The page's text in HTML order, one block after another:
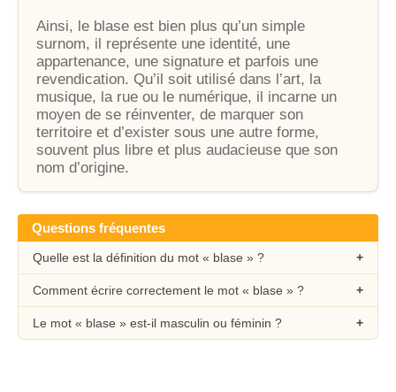
Ainsi, le blase est bien plus qu’un simple
surnom, il représente une identité, une
appartenance, une signature et parfois une
revendication. Qu’il soit utilisé dans l’art, la
musique, la rue ou le numérique, il incarne un
moyen de se réinventer, de marquer son
territoire et d’exister sous une autre forme,
souvent plus libre et plus audacieuse que son
nom d’origine.
Questions fréquentes
Quelle est la définition du mot « blase » ?
Comment écrire correctement le mot « blase » ?
Le mot « blase » est-il masculin ou féminin ?